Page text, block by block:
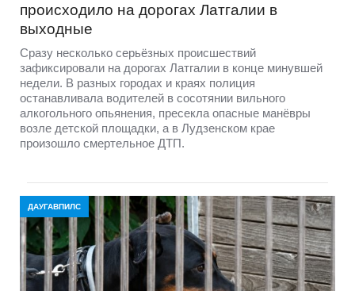
происходило на дорогах Латгалии в
выходные
Сразу несколько серьёзных происшествий
зафиксировали на дорогах Латгалии в конце минувшей
недели. В разных городах и краях полиция
останавливала водителей в сосотянии вильного
алкогольного опьянения, пресекла опасные манёвры
возле детской площадки, а в Лудзенском крае
произошло смертельное ДТП.
ДАУГАВПИЛС